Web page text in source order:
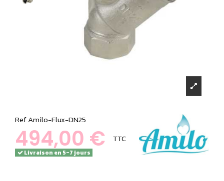
RefAmilo-Flux-DN25
494,00 € TTC
Livraison en 5-7 jours